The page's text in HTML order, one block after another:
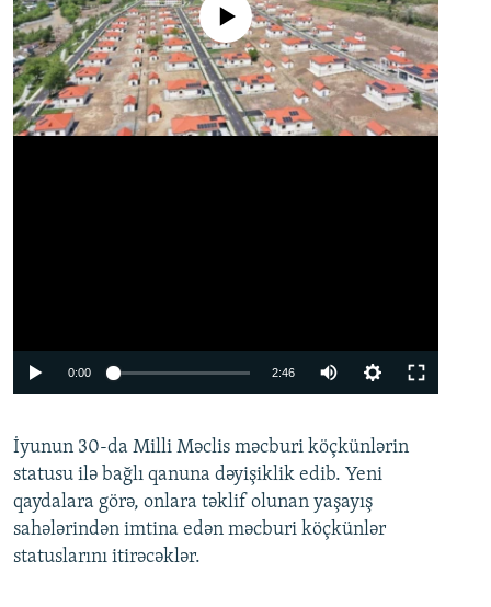
No media source currently available
0:00 2:46
360p
480p
720p
İyunun 30-da Milli Məclis məcburi köçkünlərin
statusu ilə bağlı qanuna dəyişiklik edib. Yeni
qaydalara görə, onlara təklif olunan yaşayış
sahələrindən imtina edən məcburi köçkünlər
statuslarını itirəcəklər.